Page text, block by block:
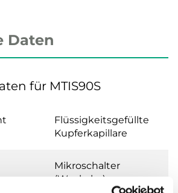
Daten
für MTIS90S
Flüssigkeitsgefüllte
Kupferkapillare
Mikroschalter
(Wechsler)